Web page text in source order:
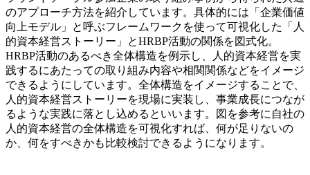
のアプローチ方法を紹介しています。具体的には「企業価値
向上モデル」と呼ぶフレームワークを使って可視化した「人
的資本経営ストーリー」とHRBP活動の関係を図式化。
HRBP活動のあるべき全体構造を例示し、人的資本経営を実
践するにあたっての取り組み内容や相関関係などをイメージ
できるようにしています。全体構造をイメージすることで、
人的資本経営ストーリーを現場に実装し、事業成長につなが
るような実践に落とし込めるといいます。図を参考に自社の
人的資本経営の全体構造を可視化すれば、何が足りないの
か、何をすべきかも比較検討できるようになります。